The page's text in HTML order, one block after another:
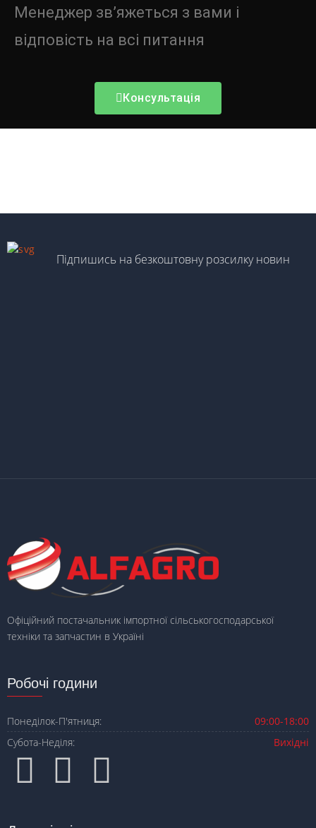
Менеджер зв’яжеться з вами і
відповість на всі питання
Консультація
Підпишись на безкоштовну розсилку новин
Офіційний постачальник імпортної сільськогосподарської
техніки та запчастин в Україні
Робочі години
Понеділок-П'ятниця:
09:00-18:00
Субота-Неділя:
Вихідні